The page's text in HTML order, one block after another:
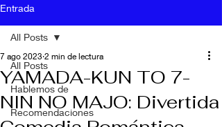
Entrada
All Posts
Hablemos de
Recomendaciones
All Posts
YAMADA-KUN TO 7-
NIN NO MAJO: Divertida
7 ago 2023 2 min de lectura